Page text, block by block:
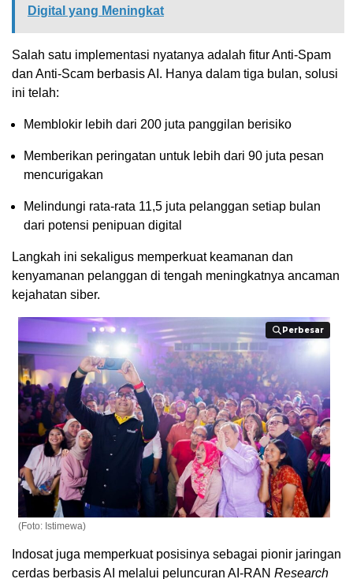
Digital yang Meningkat
Salah satu implementasi nyatanya adalah fitur Anti-Spam
dan Anti-Scam berbasis AI. Hanya dalam tiga bulan, solusi
ini telah:
Memblokir lebih dari 200 juta panggilan berisiko
Memberikan peringatan untuk lebih dari 90 juta pesan
mencurigakan
Melindungi rata-rata 11,5 juta pelanggan setiap bulan
dari potensi penipuan digital
Langkah ini sekaligus memperkuat keamanan dan
kenyamanan pelanggan di tengah meningkatnya ancaman
kejahatan siber.
Perbesar
Perbesar
(Foto: Istimewa)
Indosat juga memperkuat posisinya sebagai pionir jaringan
cerdas berbasis AI melalui peluncuran AI-RAN Research